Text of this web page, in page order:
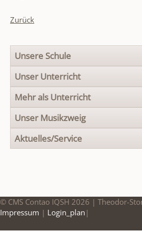
Zurück
Navigation
überspringen
Unsere Schule
Unser Unterricht
Mehr als Unterricht
Unser Musikzweig
Aktuelles/Service
© CMS Contao IQSH 2026 | Theodor-
Impressum | Login_plan |